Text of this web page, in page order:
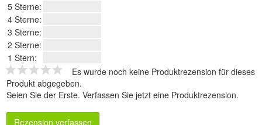
5 Sterne:
4 Sterne:
3 Sterne:
2 Sterne:
1 Stern:
Es wurde noch keine Produktrezension für dieses
Produkt abgegeben.
Seien Sie der Erste. Verfassen Sie jetzt eine Produktrezension.
Rezension verfassen